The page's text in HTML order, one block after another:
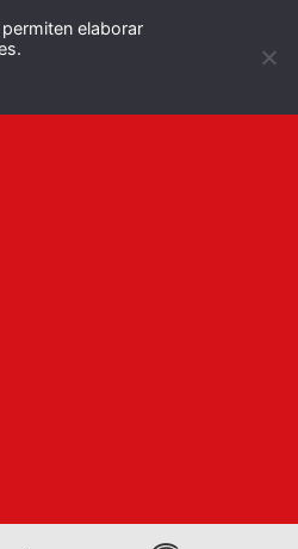
elaborar
Español English